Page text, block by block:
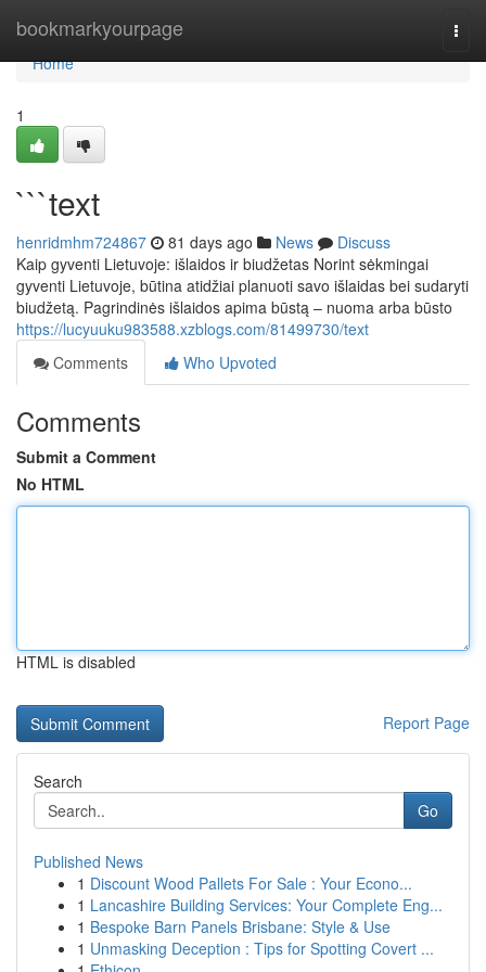
bookmarkyourpage
Home
Home
1
```text
henridmhm724867 81 days ago News
Discuss
Kaip gyventi Lietuvoje: išlaidos ir biudžetas Norint sėkmingai
gyventi Lietuvoje, būtina atidžiai planuoti savo išlaidas bei sudaryti
biudžetą. Pagrindinės išlaidos apima būstą – nuoma arba būsto
https://lucyuuku983588.xzblogs.com/81499730/text
Comments
Who Upvoted
Comments
Submit a Comment
No HTML
HTML is disabled
Report Page
Search
Go
Published News
1 Discount Wood Pallets For Sale : Your Econo...
1 Lancashire Building Services: Your Complete Eng...
1 Bespoke Barn Panels Brisbane: Style & Use
1 Unmasking Deception : Tips for Spotting Covert ...